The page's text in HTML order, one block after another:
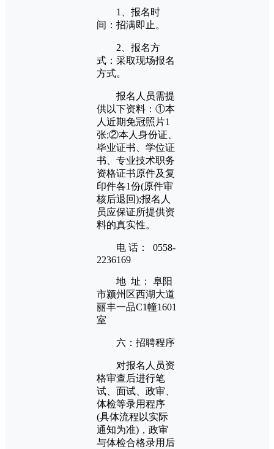
1、报名时
间：招满即止。
2、报名方
式：采取现场报名
方式。
报名人员需提
供以下资料：①本
人近期免冠照片1
张;②本人身份证、
毕业证书、学位证
书、专业技术职务
资格证书原件及复
印件各1份(原件审
核后退回);报名人
员应保证所提供资
料的真实性。
电 话： 0558-
2236169
地 址： 阜阳
市颍州区西湖大道
丽丰一品C1幢1601
室
六：招聘程序
对报名人员资
格审查后进行笔
试、面试、政审、
体检等录用程序
(具体流程以实际
通知为准)，政审
与体检合格录用后